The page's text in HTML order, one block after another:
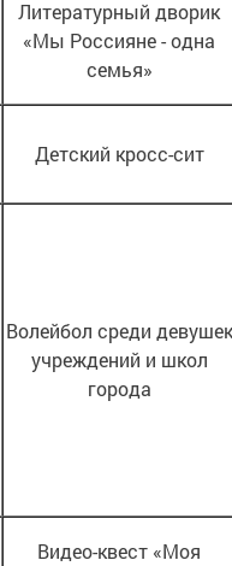
Литературный дворик
«Мы Россияне - одна
семья»
Детский кросс-сит
Волейбол среди девушек
учреждений и школ
города
Видео-квест «Моя